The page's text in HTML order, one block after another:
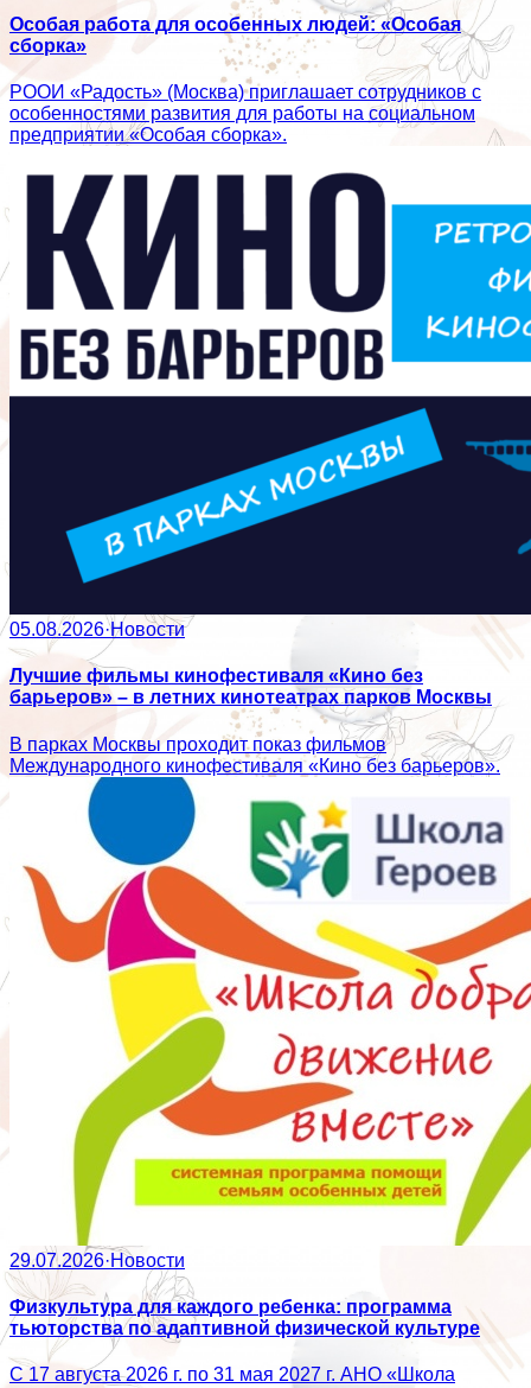
Особая работа для особенных людей: «Особая
сборка»
РООИ «Радость» (Москва) приглашает сотрудников с
особенностями развития для работы на социальном
предприятии «Особая сборка».
05.08.2026·Новости
Лучшие фильмы кинофестиваля «Кино без
барьеров» – в летних кинотеатрах парков Москвы
В парках Москвы проходит показ фильмов
Международного кинофестиваля «Кино без барьеров».
29.07.2026·Новости
Физкультура для каждого ребенка: программа
тьюторства по адаптивной физической культуре
С 17 августа 2026 г. по 31 мая 2027 г. АНО «Школа